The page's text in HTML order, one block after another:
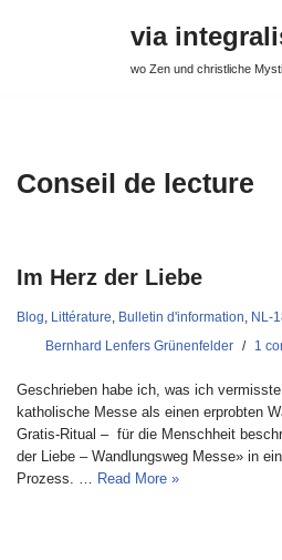
via
wo Zen und christliche
Conseil de lecture
Im Herz der Liebe
Blog Littérature Bulletin d'information NL-
Bernhard Lenfers Grünenfelder
1
Geschrieben habe ich, was ich
katholische Messe als einen erprobten
Gratis-Ritual – für die Menschheit
der Liebe – Wandlungsweg Messe» in
Prozess. … Read More »